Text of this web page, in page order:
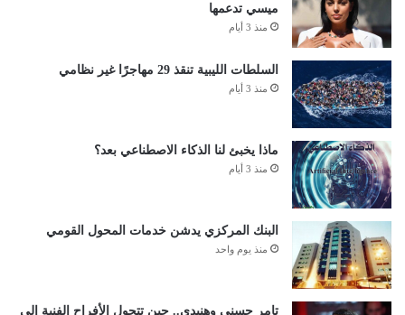
ميسي تدعمها
منذ 3 أيام
السلطات الليبية تنقذ 29 مهاجرًا غير نظامي
منذ 3 أيام
ماذا يخبئ لنا الذكاء الاصطناعي بعد؟
منذ 3 أيام
البنك المركزي يدشن خدمات المحول القومي
منذ يوم واحد
تامر حسني وهنيدي.. حين تتحول الأفراح الفنية إلى